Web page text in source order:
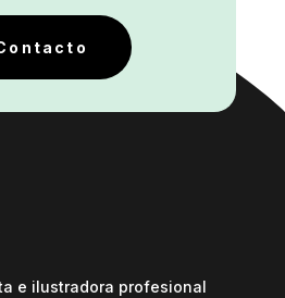
e ilustradora profesional